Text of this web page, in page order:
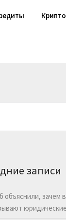
записи
объяснили, зачем